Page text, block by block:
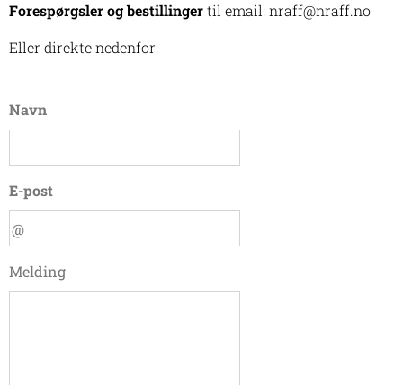
Forespørgsler og bestillingertil email: nraff@nraff.no
Eller direkte nedenfor:
Navn
E-post
Melding